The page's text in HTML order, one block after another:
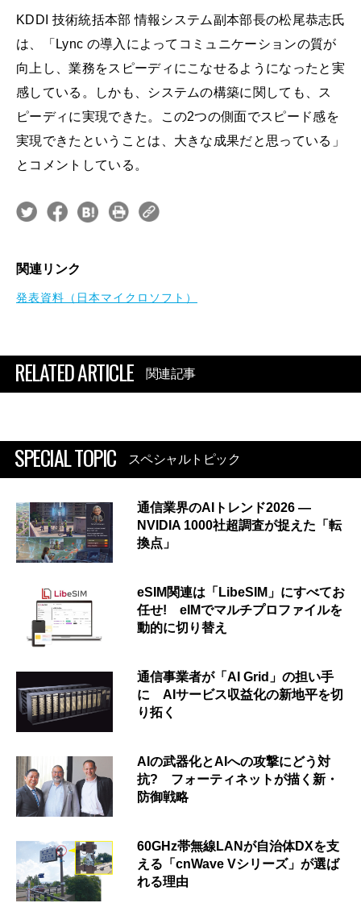
KDDI 技術統括本部 情報システム副本部長の松尾恭志氏
は、「Lync の導入によってコミュニケーションの質が
向上し、業務をスピーディにこなせるようになったと実
感している。しかも、システムの構築に関しても、ス
ピーディに実現できた。この2つの側面でスピード感を
実現できたということは、大きな成果だと思っている」
とコメントしている。
関連リンク
発表資料（日本マイクロソフト）
RELATED ARTICLE 関連記事
SPECIAL TOPIC スペシャルトピック
通信業界のAIトレンド2026 ―
NVIDIA 1000社超調査が捉えた「転
換点」
eSIM関連は「LibeSIM」にすべてお
任せ! eIMでマルチプロファイルを
動的に切り替え
通信事業者が「AI Grid」の担い手
に AIサービス収益化の新地平を切
り拓く
AIの武器化とAIへの攻撃にどう対
抗? フォーティネットが描く新・
防御戦略
60GHz帯無線LANが自治体DXを支
える「cnWave Vシリーズ」が選ば
れる理由